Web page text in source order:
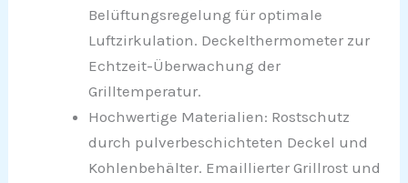
Belüftungsregelung für optimale
Luftzirkulation. Deckelthermometer zur
Echtzeit-Überwachung der
Grilltemperatur.
Hochwertige Materialien: Rostschutz
durch pulverbeschichteten Deckel und
Kohlenbehälter. Emaillierter Grillrost und